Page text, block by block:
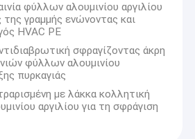
φύλλων αλουμινίου αργιλίου
γραμμής ενώνοντας και
HVAC PE
σφραγίζοντας άκρη
φύλλων αλουμινίου
πυρκαγιάς
με λάκκα κολλητική
αργιλίου για τη σφράγιση